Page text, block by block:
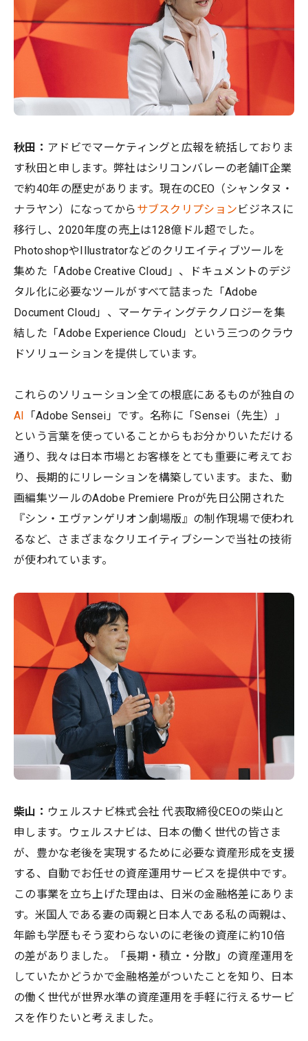
秋田： アドビでマーケティングと広報を統括しておりま
す秋田と申します。弊社はシリコンバレーの老舗IT企業
で約40年の歴史があります。現在のCEO（シャンタヌ・
ナラヤン）になってから サブスクリプション ビジネスに
移行し、2020年度の売上は128億ドル超でした。
PhotoshopやIllustratorなどのクリエイティブツールを
集めた「Adobe Creative Cloud」、ドキュメントのデジ
タル化に必要なツールがすべて詰まった「Adobe
Document Cloud」、マーケティングテクノロジーを集
結した「Adobe Experience Cloud」という三つのクラウ
ドソリューションを提供しています。
これらのソリューション全ての根底にあるものが独自の
AI 「Adobe Sensei」です。名称に「Sensei（先生）」
という言葉を使っていることからもお分かりいただける
通り、我々は日本市場とお客様をとても重要に考えてお
り、長期的にリレーションを構築しています。また、動
画編集ツールのAdobe Premiere Proが先日公開された
『シン・エヴァンゲリオン劇場版』の制作現場で使われ
るなど、さまざまなクリエイティブシーンで当社の技術
が使われています。
柴山 ： ウェルスナビ株式会社 代表取締役CEOの柴山と
申します。ウェルスナビは、日本の働く世代の皆さま
が、豊かな老後を実現するために必要な資産形成を支援
する、自動でお任せの資産運用サービスを提供中です。
この事業を立ち上げた理由は、日米の金融格差にありま
す。米国人である妻の両親と日本人である私の両親は、
年齢も学歴もそう変わらないのに老後の資産に約10倍
の差がありました。「長期・積立・分散」の資産運用を
していたかどうかで金融格差がついたことを知り、日本
の働く世代が世界水準の資産運用を手軽に行えるサービ
スを作りたいと考えました。